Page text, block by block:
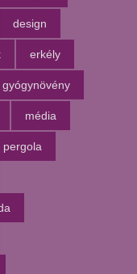
design
erkély
gyógynövény
média
pergola